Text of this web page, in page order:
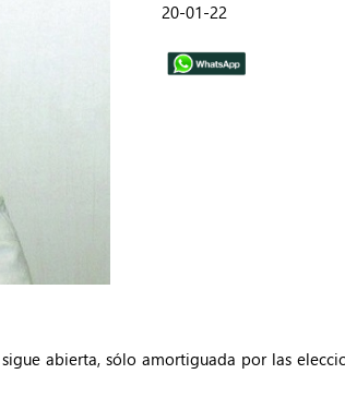
20-01-22
abierta, sólo amortiguada por las